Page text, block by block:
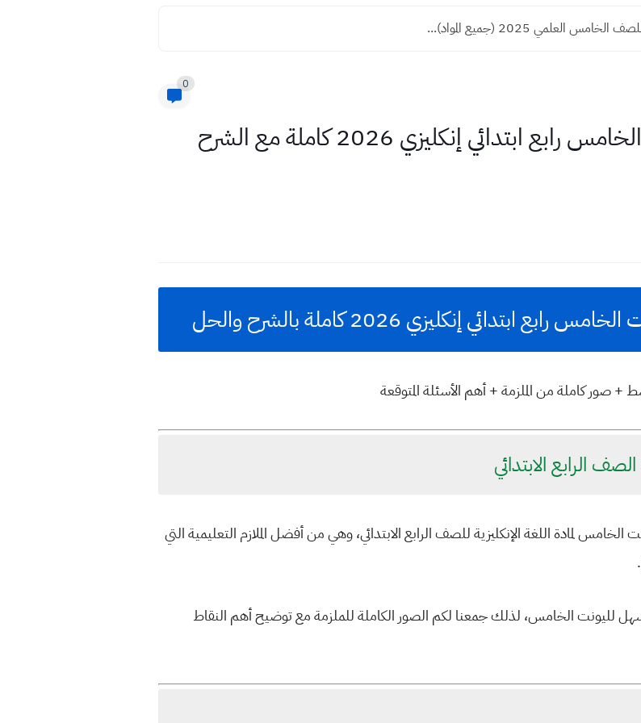
2025 (جميع المواد)...
0
ملزمة الأستاذ طه حسين اليونت الخامس رابع ابتدائي إنكليزي 2026 كاملة مع الشرح
إنكليزي 2026 كاملة بالشرح والحل
صور كاملة من الملزمة + أهم الأسئلة المتوقعة
الخامس لمادة اللغة الإنكليزية للصف الرابع الابتدائي، وهي من أفضل الملازم التعليمية التي
لليونت الخامس، لذلك جمعنا لكم الصور الكاملة للملزمة مع توضيح أهم النقاط